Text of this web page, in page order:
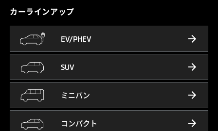
カーラインアップ
EV/PHEV
SUV
ミニバン
コンパクト